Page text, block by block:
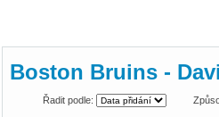
Boston Bruins -
Řadit podle: